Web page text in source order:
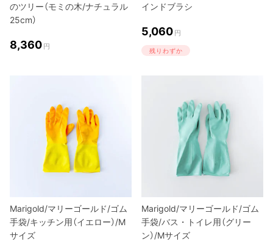
のツリー（モミの木/ナチュラル
25cm）
8,360 円
インドブラシ
5,060 円
残りわずか
Marigold/マリーゴールド/ゴム
手袋/キッチン用（イエロー）/M
サイズ
Marigold/マリーゴールド/ゴム
手袋/バス・トイレ用（グリー
ン）/Mサイズ